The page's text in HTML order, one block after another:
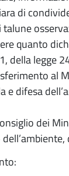
di
quanto
della legge
al
difesa
dei